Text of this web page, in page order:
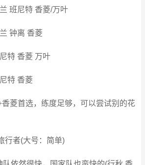
班尼特 香菱/万叶
钟离 香菱
特 香菱 万叶
特 香菱
菱首选，练度足够，可以尝试别的花
行者(大号：简单)